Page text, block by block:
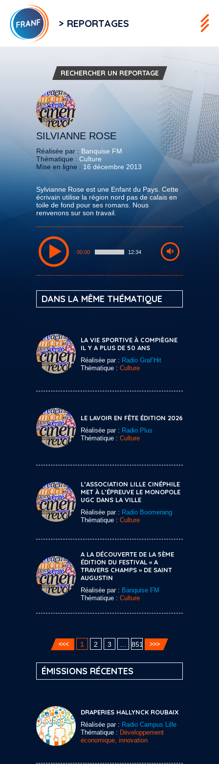
> REPORTAGES
RECHERCHER UN REPORTAGE
SILVIANNE ROSE
Réalisée par : Banquise FM
Thématique : Culture
Mise en ligne : 16 décembre 2013
Sylvianne Rose est une Enfant du Pays. Cette
écrivain utilise la région nord pas de calais en
toile de fond pour ses romans. Nous
renvenons sur son travail.
00:00 12:34
DANS LA MÊME THÉMATIQUE
LA VIE SPORTIVE À COMPIÈGNE
IL Y A PLUS DE 50 ANS
Réalisée par : Radio Graf’Hit
Thématique : Culture
LE LAVOIR EN FÊTE ÉDITION 2026
Réalisée par : Radio Plus
Thématique : Culture
L’ASSOCIATION LILLE CINÉPHILE
MET À L’ÉPREUVE LE MONOPOLE
UGC DANS LA VILLE
Réalisée par : Radio Boomerang
Thématique : Culture
A LA DÉCOUVERTE DE LA 5ÈME
ÉDITION DU FESTIVAL « A
TRAVERS CHAMPS » DE SAINT
AUGUSTIN
Réalisée par : Banquise FM
Thématique : Culture
1 2 3 851
ÉMISSIONS RÉCENTES
DRAPERIES HALLYNCK ROUBAIX
Réalisée par : Radio Campus Lille
Thématique : Développement
économique, innovation